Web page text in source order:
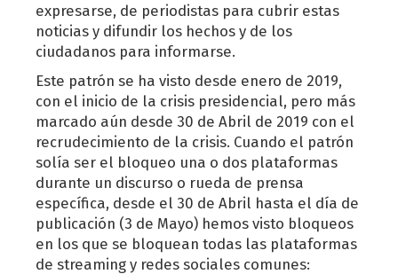
expresarse, de periodistas para cubrir estas
noticias y difundir los hechos y de los
ciudadanos para informarse.
Este patrón se ha visto desde enero de 2019,
con el inicio de la crisis presidencial, pero más
marcado aún desde 30 de Abril de 2019 con el
recrudecimiento de la crisis. Cuando el patrón
solía ser el bloqueo una o dos plataformas
durante un discurso o rueda de prensa
específica, desde el 30 de Abril hasta el día de
publicación (3 de Mayo) hemos visto bloqueos
en los que se bloquean todas las plataformas
de streaming y redes sociales comunes: